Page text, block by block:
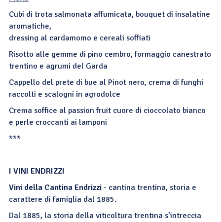
Cubi di trota salmonata affumicata, bouquet di insalatine
aromatiche,
dressing al cardamomo e cereali soffiati
Risotto alle gemme di pino cembro, formaggio canestrato
trentino e agrumi del Garda
Cappello del prete di bue al Pinot nero, crema di funghi
raccolti e scalogni in agrodolce
Crema soffice al passion fruit cuore di cioccolato bianco
e perle croccanti ai lamponi
***
I VINI ENDRIZZI
Vini della Cantina Endrizzi - cantina trentina, storia e
carattere di famiglia dal 1885.
Dal 1885, la storia della viticoltura trentina s’intreccia